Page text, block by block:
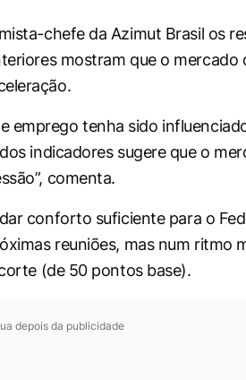
chefe da Azimut Brasil os
mostram que o mercado
emprego tenha sido
indicadores sugere que o
comenta.
conforto suficiente para o
reuniões, mas num ritmo
(de 50 pontos base).
depois da publicidade